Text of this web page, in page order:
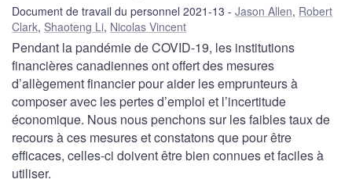
Document de travail du personnel 2021-13 Jason Allen, Robert
Clark, Shaoteng Li, Nicolas Vincent
Pendant la pandémie de COVID-19, les institutions
financières canadiennes ont offert des mesures
d’allègement financier pour aider les emprunteurs à
composer avec les pertes d’emploi et l’incertitude
économique. Nous nous penchons sur les faibles taux de
recours à ces mesures et constatons que pour être
efficaces, celles-ci doivent être bien connues et faciles à
utiliser.